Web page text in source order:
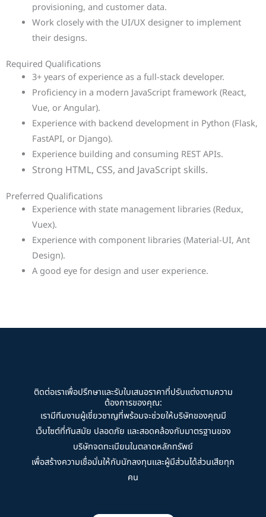
provisioning, and customer data.
Work closely with the UI/UX designer to implement
their designs.
Required Qualifications
3+ years of experience as a full-stack developer.
Proficiency in a modern JavaScript framework (React,
Vue, or Angular).
Experience with backend development in Python (Flask,
FastAPI, or Django).
Experience building and consuming REST APIs.
Strong HTML, CSS, and JavaScript skills.
Preferred Qualifications
Experience with state management libraries (Redux,
Vuex).
Experience with component libraries (Material-UI, Ant
Design).
A good eye for design and user experience.
ติดต่อเราเพื่อปรึกษาและรับใบเสนอราคาที่ปรับแต่งตามความ
ต้องการของคุณ:
เรามีทีมงานผู้เชี่ยวชาญที่พร้อมจะช่วยให้บริษัทของคุณมี
เว็บไซต์ที่ทันสมัย ปลอดภัย และสอดคล้องกับมาตรฐานของ
บริษัทจดทะเบียนในตลาดหลักทรัพย์
เพื่อสร้างความเชื่อมั่นให้กับนักลงทุนและผู้มีส่วนได้ส่วนเสียทุก
คน